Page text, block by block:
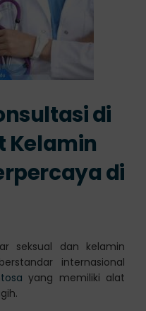
di
Kelamin
di
seksual dan kelamin
internasional
yang memiliki alat